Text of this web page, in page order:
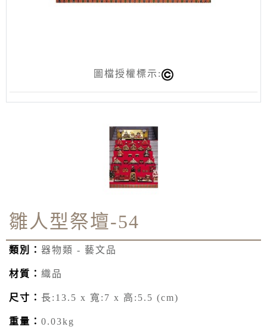
圖檔授權標示:
雛人型祭壇-54
類別： 器物類 - 藝文品
材質： 織品
尺寸： 長:13.5 x 寬:7 x 高:5.5 (cm)
重量： 0.03kg